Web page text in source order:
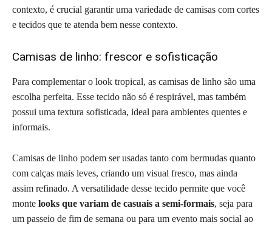
contexto, é crucial garantir uma variedade de camisas com cortes
e tecidos que te atenda bem nesse contexto.
Camisas de linho: frescor e sofisticação
Para complementar o look tropical, as camisas de linho são uma
escolha perfeita. Esse tecido não só é respirável, mas também
possui uma textura sofisticada, ideal para ambientes quentes e
informais.
Camisas de linho podem ser usadas tanto com bermudas quanto
com calças mais leves, criando um visual fresco, mas ainda
assim refinado. A versatilidade desse tecido permite que você
monte looks que variam de casuais a semi-formais, seja para
um passeio de fim de semana ou para um evento mais social ao